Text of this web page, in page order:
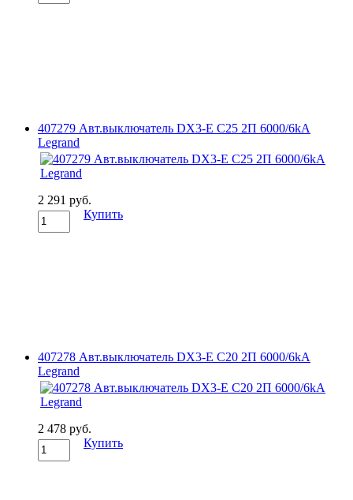
407279 Авт.выключатель DX3-E C25 2П 6000/6kA
Legrand
2 291 руб.
Купить
407278 Авт.выключатель DX3-E C20 2П 6000/6kA
Legrand
2 478 руб.
Купить